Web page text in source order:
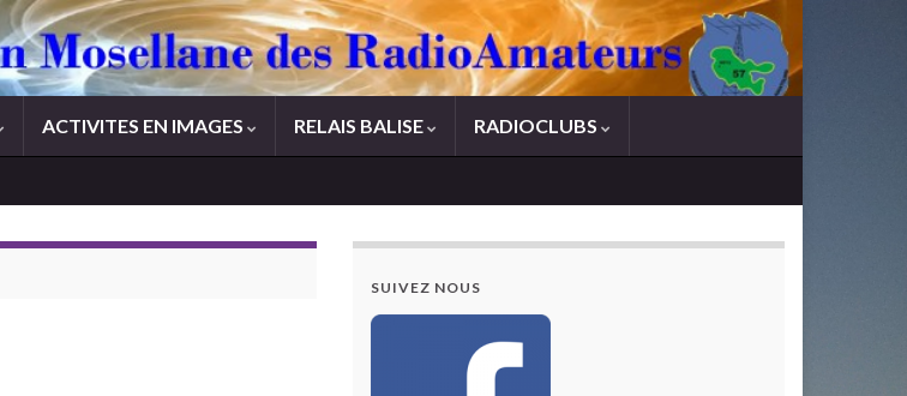
ACTIVITES EN IMAGES RELAIS BALISE RADIOCLUBS
SUIVEZ NOUS